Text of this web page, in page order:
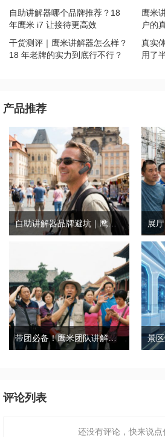
自助讲解器哪个品牌推荐？18
年鹰米 i7 让接待更高效
鹰米
户的
干货测评｜鹰米讲解器怎么样？
18 年老牌的实力到底行不行？
真实
用了
产品推荐
自助讲解器品牌避坑｜鹰米自助讲解器，实测好用不踩雷
带团必备！鹰米团队讲解器，防串音 + 易管理双在线
评论列表
还没有评论，快来说点